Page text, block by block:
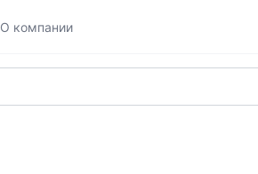
О компании